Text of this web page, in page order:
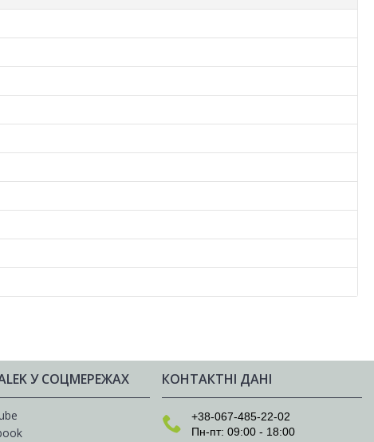
У СОЦМЕРЕЖАХ КОНТАКТНІ ДАНІ
+38-067-485-22-02
Пн-пт: 09:00 - 18:00